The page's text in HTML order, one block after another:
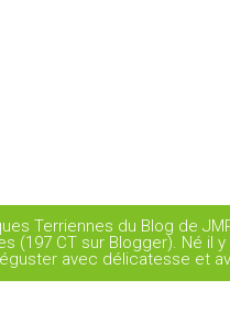
Terriennes du Blog de
CT sur Blogger). Né il
avec délicatesse et